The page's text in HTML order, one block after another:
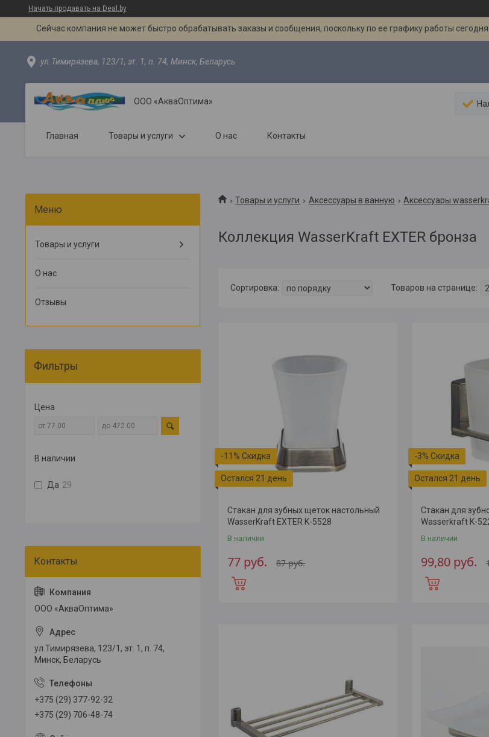
Начать продавать на Deal.by
Сейчас компания не может быстро обрабатывать заказы и сообщения, поскольку по ее графику работы
ул.Тимирязева, 123/1, эт. 1, п. 74, Минск, Беларусь
ООО «АкваОптима»
Главная Товары и услуги О нас Контакты
Товары и услуги Аксессуары в ванную Аксессуары
Коллекция WasserKraft EXTER бронза
-11%
Остался 21 день
Стакан для зубных щеток настольный
WasserKraft EXTER K-5528
В наличии
87руб.
77 руб.
-3%
Остался 21 день
Стакан для
Wasserkraft K-
В наличии
99,80 руб.
Товары и услуги
О нас
Отзывы
Фильтры
Цена
В наличии
Да 29
ООО «АкваОптима»
ул.Тимирязева, 123/1, эт. 1, п. 74,
Минск, Беларусь
+375 (29) 377-92-32
+375 (29) 706-48-74